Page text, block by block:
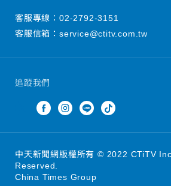
追蹤我們
客服專線： 02-2792-3151
客服信箱： service@ctitv.com.tw
中天新聞網版權所有 © 2022 CTiTV
Reserved.
China Times Group